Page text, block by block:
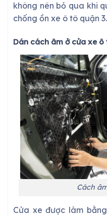
không nên bỏ qua khi
chống ồn xe ô tô quận 3.
Dán cách âm ở cửa xe ô
Cách
Cửa xe được làm